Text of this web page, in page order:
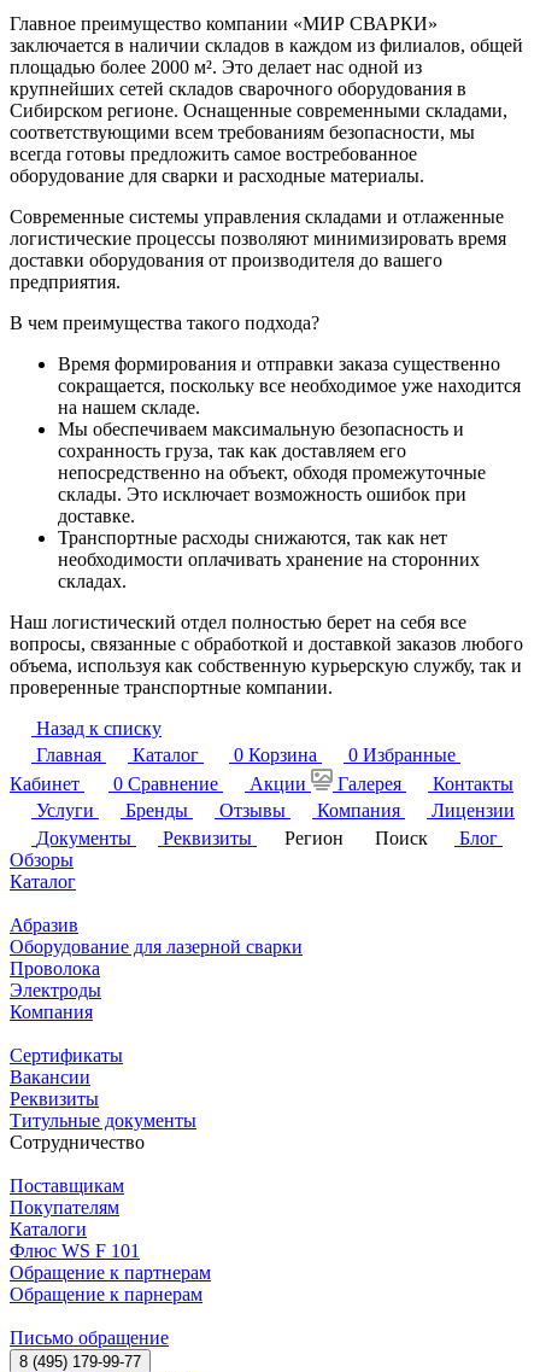
Главное преимущество компании «МИР СВАРКИ»
заключается в наличии складов в каждом из филиалов, общей
площадью более 2000 м². Это делает нас одной из
крупнейших сетей складов сварочного оборудования в
Сибирском регионе. Оснащенные современными складами,
соответствующими всем требованиям безопасности, мы
всегда готовы предложить самое востребованное
оборудование для сварки и расходные материалы.
Современные системы управления складами и отлаженные
логистические процессы позволяют минимизировать время
доставки оборудования от производителя до вашего
предприятия.
В чем преимущества такого подхода?
Время формирования и отправки заказа существенно
сокращается, поскольку все необходимое уже находится
на нашем складе.
Мы обеспечиваем максимальную безопасность и
сохранность груза, так как доставляем его
непосредственно на объект, обходя промежуточные
склады. Это исключает возможность ошибок при
доставке.
Транспортные расходы снижаются, так как нет
необходимости оплачивать хранение на сторонних
складах.
Наш логистический отдел полностью берет на себя все
вопросы, связанные с обработкой и доставкой заказов любого
объема, используя как собственную курьерскую службу, так и
проверенные транспортные компании.
Назад к списку
Главная
Каталог 0 Корзина 0 Избранные
Кабинет
0 Сравнение Акции Галерея
Контакты
Услуги
Бренды Отзывы Компания
Лицензии
Документы
Реквизиты Регион Поиск
Блог
Обзоры
Каталог
Абразив
Оборудование для лазерной сварки
Проволока
Электроды
Компания
Сертификаты
Вакансии
Реквизиты
Титульные документы
Сотрудничество
Поставщикам
Покупателям
Каталоги
Флюс WS F 101
Обращение к партнерам
Обращение к парнерам
Письмо обращение
8 (495) 179-99-77